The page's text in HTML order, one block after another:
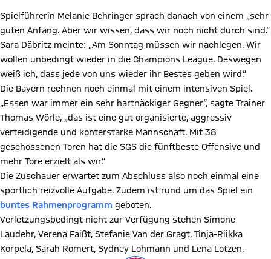
Spielführerin Melanie Behringer sprach danach von einem „sehr
guten Anfang. Aber wir wissen, dass wir noch nicht durch sind.“
Sara Däbritz meinte: „Am Sonntag müssen wir nachlegen. Wir
wollen unbedingt wieder in die Champions League. Deswegen
weiß ich, dass jede von uns wieder ihr Bestes geben wird.“
Die Bayern rechnen noch einmal mit einem intensiven Spiel.
„Essen war immer ein sehr hartnäckiger Gegner“, sagte Trainer
Thomas Wörle, „das ist eine gut organisierte, aggressiv
verteidigende und konterstarke Mannschaft. Mit 38
geschossenen Toren hat die SGS die fünftbeste Offensive und
mehr Tore erzielt als wir.“
Die Zuschauer erwartet zum Abschluss also noch einmal eine
sportlich reizvolle Aufgabe. Zudem ist rund um das Spiel ein
buntes Rahmenprogramm geboten.
Verletzungsbedingt nicht zur Verfügung stehen Simone
Laudehr, Verena Faißt, Stefanie Van der Gragt, Tinja-Riikka
Korpela, Sarah Romert, Sydney Lohmann und Lena Lotzen.